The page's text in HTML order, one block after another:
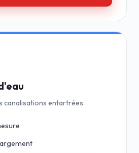
canalisations entartrées.